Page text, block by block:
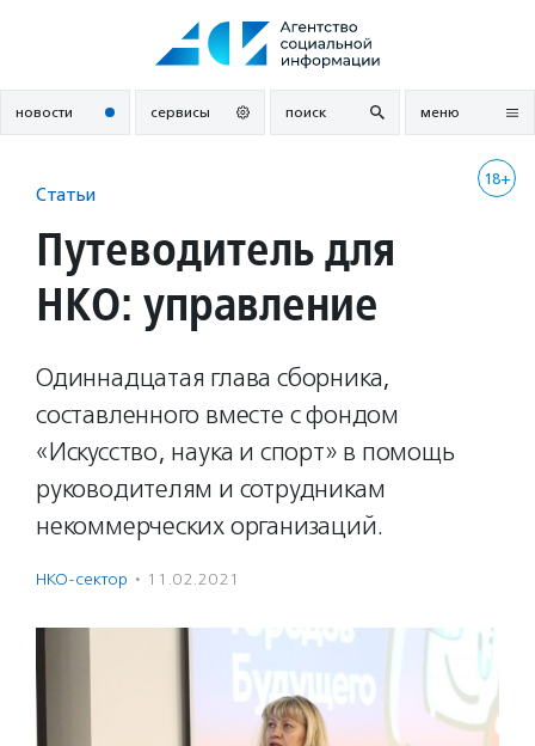
новости сервисы поиск меню
18+
Статьи
Путеводитель для
НКО: управление
Одиннадцатая глава сборника,
составленного вместе с фондом
«Искусство, наука и спорт» в помощь
руководителям и сотрудникам
некоммерческих организаций.
НКО-сектор · 11.02.2021